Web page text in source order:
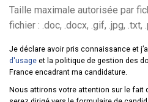
Taille maximale autorisée par
fichier : .doc, .docx, .gif, .jpg, .txt,
Je déclare avoir pris connaissance et
d'usage et la politique de gestion des
France encadrant ma candidature.
Nous attirons votre attention sur le fait